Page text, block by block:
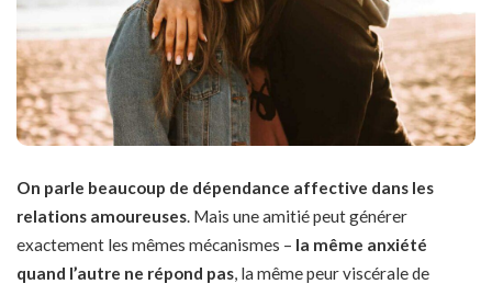
On parle beaucoup de dépendance affective dans les
relations amoureuses. Mais une amitié peut générer
exactement les mêmes mécanismes – la même anxiété
quand l’autre ne répond pas, la même peur viscérale de